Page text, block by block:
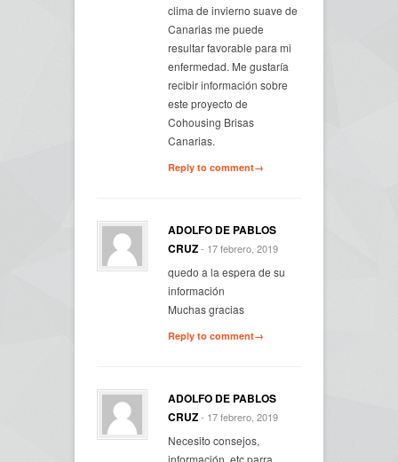
clima de invierno suave de
Canarias me puede
resultar favorable para mi
enfermedad. Me gustaría
recibir información sobre
este proyecto de
Cohousing Brisas
Canarias.
Reply to comment→
ADOLFO DE PABLOS
CRUZ- 17 febrero, 2019
quedo a la espera de su
información
Muchas gracias
Reply to comment→
ADOLFO DE PABLOS
CRUZ- 17 febrero, 2019
Necesito consejos,
información, etc.parra